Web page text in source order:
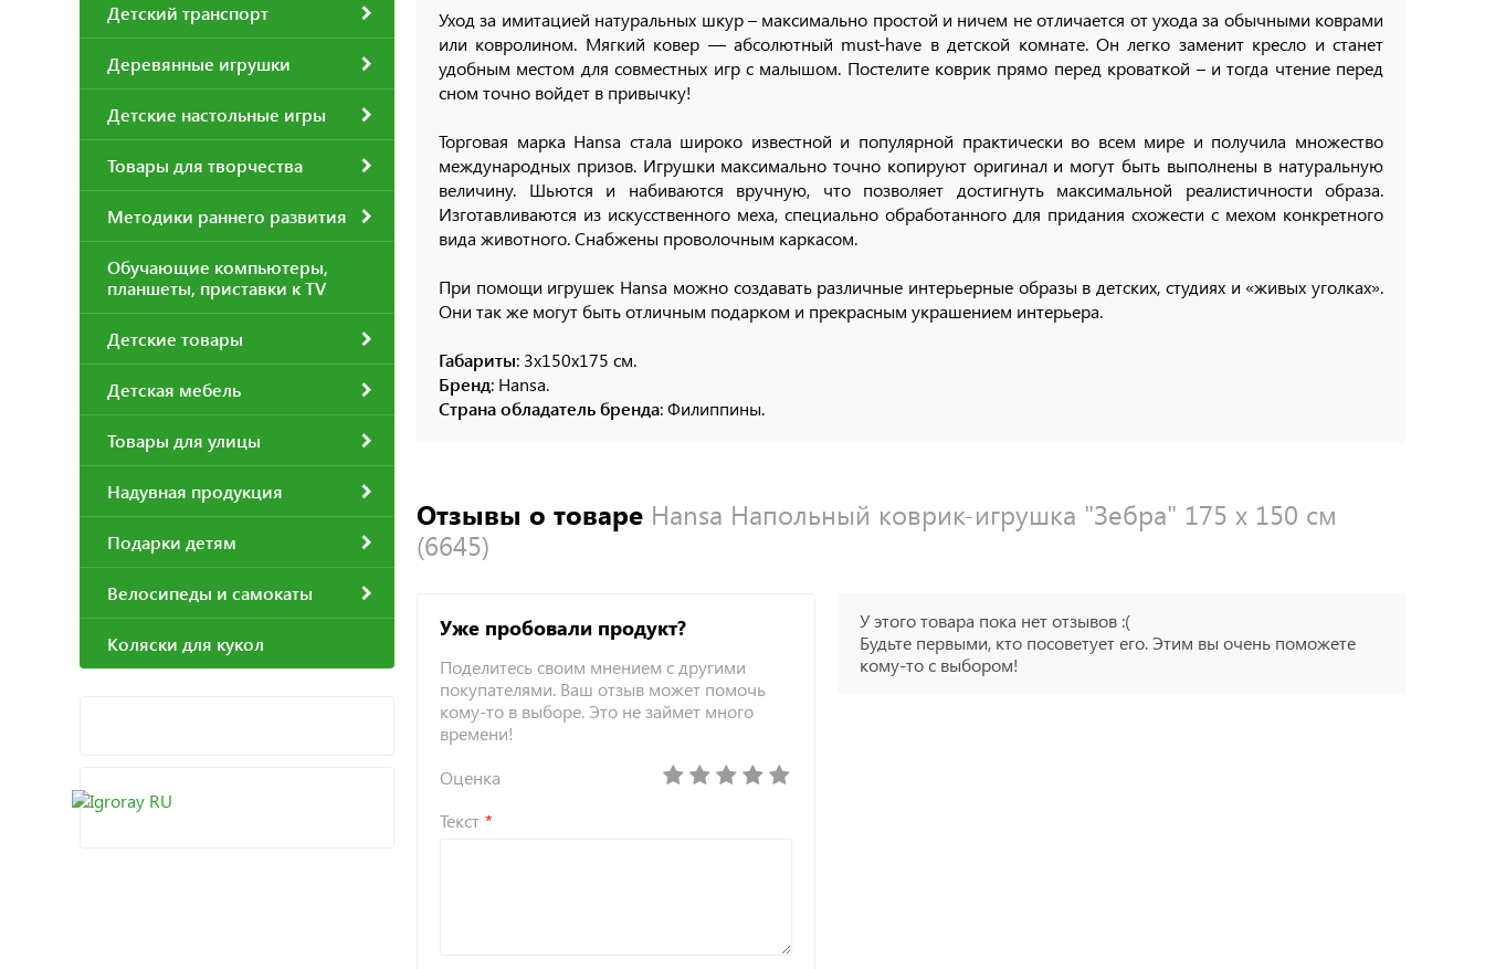
Детский транспорт
Деревянные игрушки
Детские настольные игры
Товары для творчества
Методики раннего развития
Обучающие компьютеры,
планшеты, приставки к TV
Детские товары
Детская мебель
Товары для улицы
Надувная продукция
Подарки детям
Велосипеды и самокаты
Коляски для кукол
Уход за имитацией натуральных шкур – максимально простой и ничем не отличается от ухода за обычными коврами
или ковролином. Мягкий ковер — абсолютный must-have в детской комнате. Он легко заменит кресло и станет
удобным местом для совместных игр с малышом. Постелите коврик прямо перед кроваткой – и тогда чтение перед
сном точно войдет в привычку!
Торговая марка Hansa стала широко известной и популярной практически во всем мире и получила множество
международных призов. Игрушки максимально точно копируют оригинал и могут быть выполнены в натуральную
величину. Шьются и набиваются вручную, что позволяет достигнуть максимальной реалистичности образа.
Изготавливаются из искусственного меха, специально обработанного для придания схожести с мехом конкретного
вида животного. Снабжены проволочным каркасом.
При помощи игрушек Hansa можно создавать различные интерьерные образы в детских, студиях и «живых уголках».
Они так же могут быть отличным подарком и прекрасным украшением интерьера.
Габариты: 3х150х175 см.
Бренд: Hansa.
Страна обладатель бренда: Филиппины.
Отзывы о товаре Hansa Напольный коврик-игрушка "Зебра" 175 х 150 см
(6645)
Уже пробовали продукт?
Поделитесь своим мнением с другими
покупателями. Ваш отзыв может помочь
кому-то в выборе. Это не займет много
времени!
Оценка
Текст
У этого товара пока нет отзывов :(
Будьте первыми, кто посоветует его. Этим вы очень поможете
кому-то с выбором!